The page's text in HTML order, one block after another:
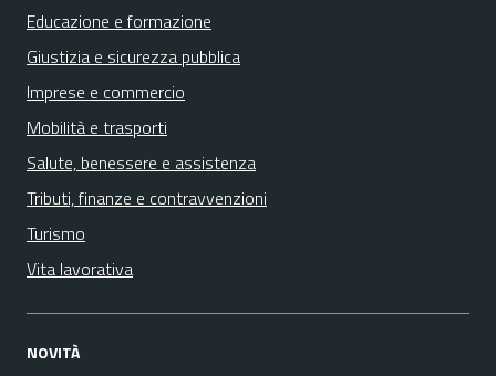
Educazione e formazione
Giustizia e sicurezza pubblica
Imprese e commercio
Mobilità e trasporti
Salute, benessere e assistenza
Tributi, finanze e contravvenzioni
Turismo
Vita lavorativa
NOVITÀ